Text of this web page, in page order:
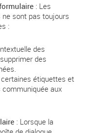
: Les
sont pas toujours
:
des
des
étiquettes et
aux
: Lorsque la